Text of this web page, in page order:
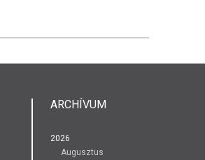
ARCHÍVUM
2026
Augusztus